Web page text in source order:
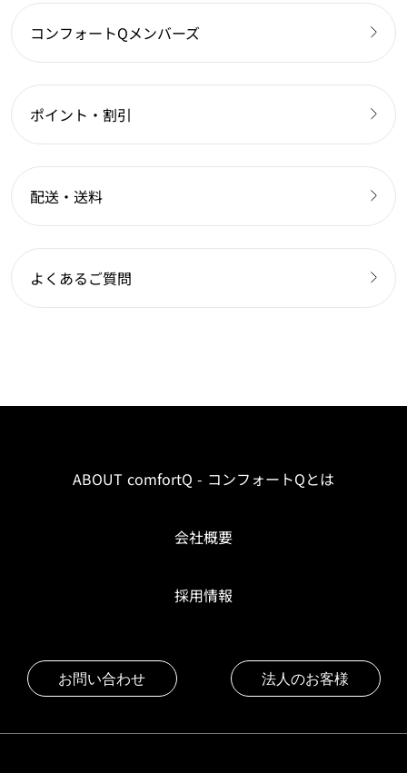
コンフォートQメンバーズ
ポイント・割引
配送・送料
よくあるご質問
ABOUT comfortQ - コンフォートQとは
会社概要
採用情報
お問い合わせ 法人のお客様